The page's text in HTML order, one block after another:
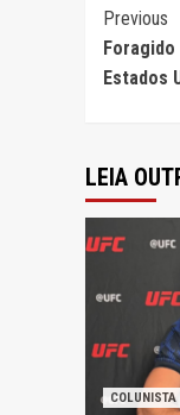
Previous
Estados
LEIA